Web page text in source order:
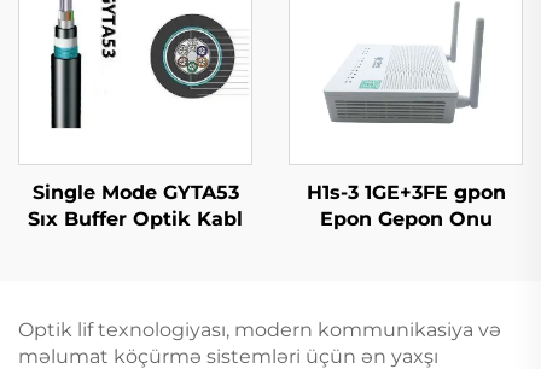
Single Mode GYTA53
Sıx Buffer Optik Kabl
H1s-3 1GE+3FE gpon
Epon Gepon Onu
Optik lif texnologiyası, modern kommunikasiya və
məlumat köçürmə sistemləri üçün ən yaxşı